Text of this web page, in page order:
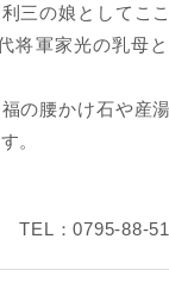
三の娘としてこ
将軍家光の乳母
の腰かけ石や産
。
TEL：0795-88-